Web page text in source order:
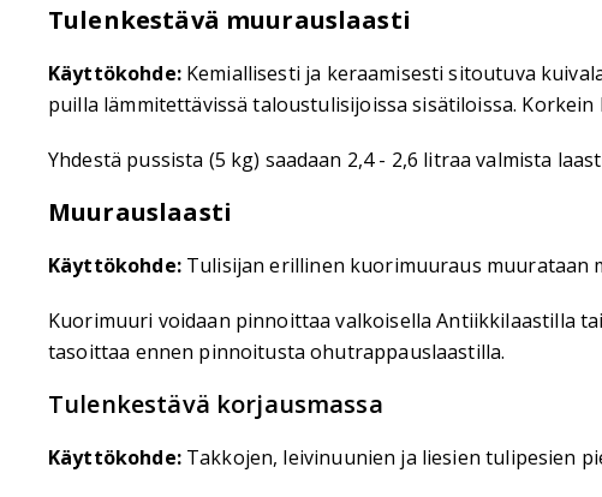
Tulenkestävä muurauslaasti
Käyttökohde:Kemiallisesti ja keraamisesti sitoutuva
puilla lämmitettävissä taloustulisijoissa sisätiloissa. Korkein
Yhdestä pussista (5 kg) saadaan 2,4 - 2,6 litraa valmista
Muurauslaasti
Käyttökohde:Tulisijan erillinen kuorimuuraus muurataan
Kuorimuuri voidaan pinnoittaa valkoisella Antiikkilaastilla
tasoittaa ennen pinnoitusta ohutrappauslaastilla.
Tulenkestävä korjausmassa
Käyttökohde:Takkojen, leivinuunien ja liesien tulipesien